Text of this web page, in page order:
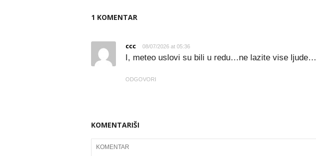
1 KOMENTAR
ccc 08/07/2026 at 05:36
I, meteo uslovi su bili u redu…ne lazite vise ljude…
ODGOVORI
KOMENTARIŠI